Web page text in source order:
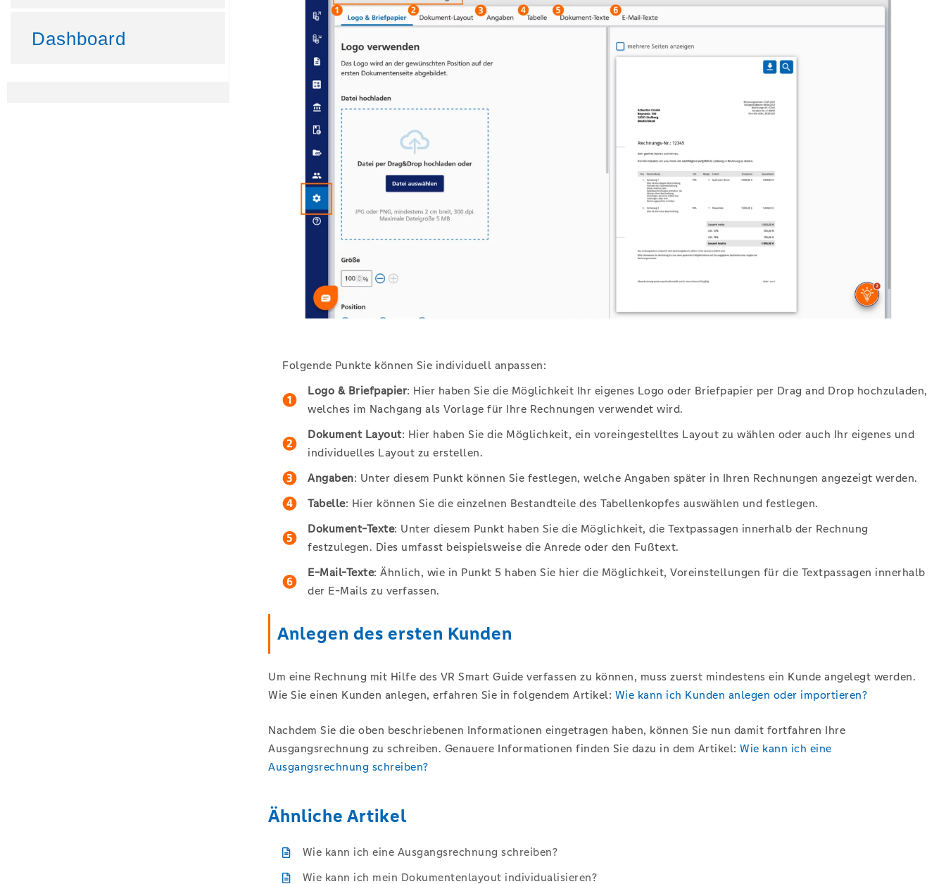
Dashboard
Folgende Punkte können Sie individuell anpassen:
Logo & Briefpapier: Hier haben Sie die Möglichkeit Ihr eigenes Logo oder Briefpapier per Drag and Drop hochzuladen,
welches im Nachgang als Vorlage für Ihre Rechnungen verwendet wird.
Dokument Layout: Hier haben Sie die Möglichkeit, ein voreingestelltes Layout zu wählen oder auch Ihr eigenes und
individuelles Layout zu erstellen.
Angaben: Unter diesem Punkt können Sie festlegen, welche Angaben später in Ihren Rechnungen angezeigt werden.
Tabelle: Hier können Sie die einzelnen Bestandteile des Tabellenkopfes auswählen und festlegen.
Dokument-Texte: Unter diesem Punkt haben Sie die Möglichkeit, die Textpassagen innerhalb der Rechnung
festzulegen. Dies umfasst beispielsweise die Anrede oder den Fußtext.
E-Mail-Texte: Ähnlich, wie in Punkt 5 haben Sie hier die Möglichkeit, Voreinstellungen für die Textpassagen innerhalb
der E-Mails zu verfassen.
Anlegen des ersten Kunden
Um eine Rechnung mit Hilfe des VR Smart Guide verfassen zu können, muss zuerst mindestens ein Kunde angelegt werden.
Wie Sie einen Kunden anlegen, erfahren Sie in folgendem Artikel: Wie kann ich Kunden anlegen oder importieren?
Nachdem Sie die oben beschriebenen Informationen eingetragen haben, können Sie nun damit fortfahren Ihre
Ausgangsrechnung zu schreiben. Genauere Informationen finden Sie dazu in dem Artikel: Wie kann ich eine
Ausgangsrechnung schreiben?
Ähnliche Artikel
Wie kann ich eine Ausgangsrechnung schreiben?
Wie kann ich mein Dokumentenlayout individualisieren?